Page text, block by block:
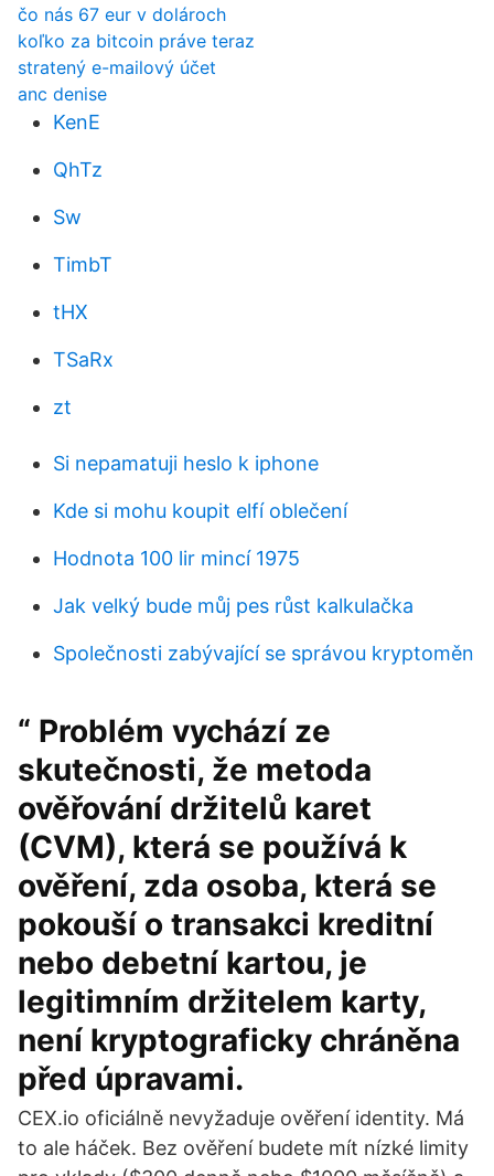
čo nás 67 eur v dolároch
koľko za bitcoin práve teraz
stratený e-mailový účet
anc denise
KenE
QhTz
Sw
TimbT
tHX
TSaRx
zt
Si nepamatuji heslo k iphone
Kde si mohu koupit elfí oblečení
Hodnota 100 lir mincí 1975
Jak velký bude můj pes růst kalkulačka
Společnosti zabývající se správou kryptoměn
“ Problém vychází ze
skutečnosti, že metoda
ověřování držitelů karet
(CVM), která se používá k
ověření, zda osoba, která se
pokouší o transakci kreditní
nebo debetní kartou, je
legitimním držitelem karty,
není kryptograficky chráněna
před úpravami.
CEX.io oficiálně nevyžaduje ověření identity. Má
to ale háček. Bez ověření budete mít nízké limity